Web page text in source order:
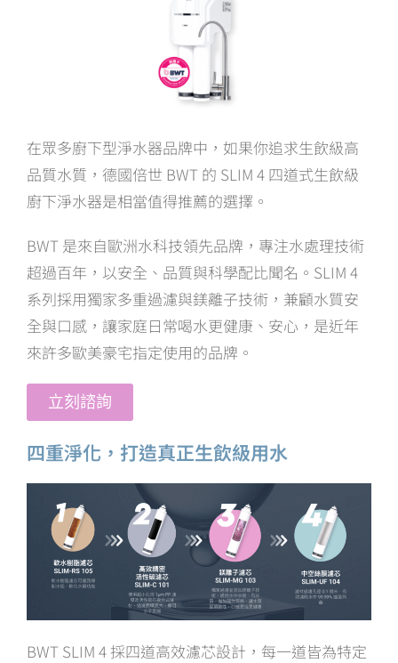
在眾多廚下型淨水器品牌中，如果你追求生飲級高
品質水質，德國倍世 BWT 的 SLIM 4 四道式生飲級
廚下淨水器是相當值得推薦的選擇。
BWT 是來自歐洲水科技領先品牌，專注水處理技術
超過百年，以安全、品質與科學配比聞名。SLIM 4
系列採用獨家多重過濾與鎂離子技術，兼顧水質安
全與口感，讓家庭日常喝水更健康、安心，是近年
來許多歐美豪宅指定使用的品牌。
立刻諮詢
四重淨化，打造真正生飲級用水
BWT SLIM 4 採四道高效濾芯設計，每一道皆為特定